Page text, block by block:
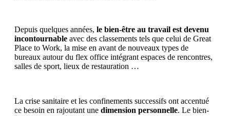
Depuis quelques années, le bien-être au travail est devenu
incontournable avec des classements tels que celui de Great
Place to Work, la mise en avant de nouveaux types de
bureaux autour du flex office intégrant espaces de rencontres,
salles de sport, lieux de restauration …
La crise sanitaire et les confinements successifs ont accentué
ce besoin en rajoutant une dimension personnelle. Le bien-